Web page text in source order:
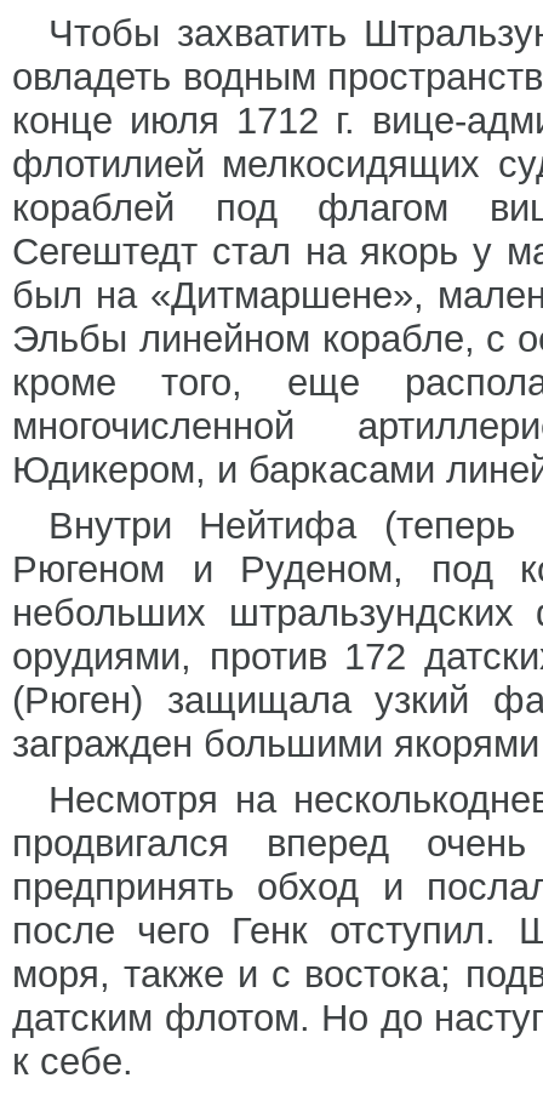
Чтобы захватить
овладеть водным
конце июля 1712 г. вице-
флотилией мелкосидящих
кораблей под флагом
Сегештедт стал на якорь у
был на «Дитмаршене»,
Эльбы линейном корабле, с
кроме того, еще
многочисленной
Юдикером, и баркасами
Внутри Нейтифа
Рюгеном и Руденом, под
небольших
орудиями, против 172
(Рюген) защищала узкий
загражден большими
Несмотря на
продвигался вперед
предпринять обход и
после чего Генк отступил.
моря, также и с востока;
датским флотом. Но до
к себе.